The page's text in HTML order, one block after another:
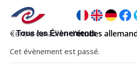
« Tous les Évènements
Cet évènement est passé.